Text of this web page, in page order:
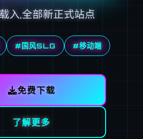
入,全部新正式站点
#国风SLG #移动端
免费下载
了解更多